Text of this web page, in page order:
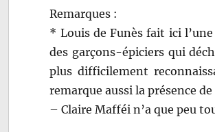
Remarques :
* Louis de Funès fait ici
des garçons-épiciers qui
plus difficilement
remarque aussi la présence
– Claire Mafféi n’a que peu